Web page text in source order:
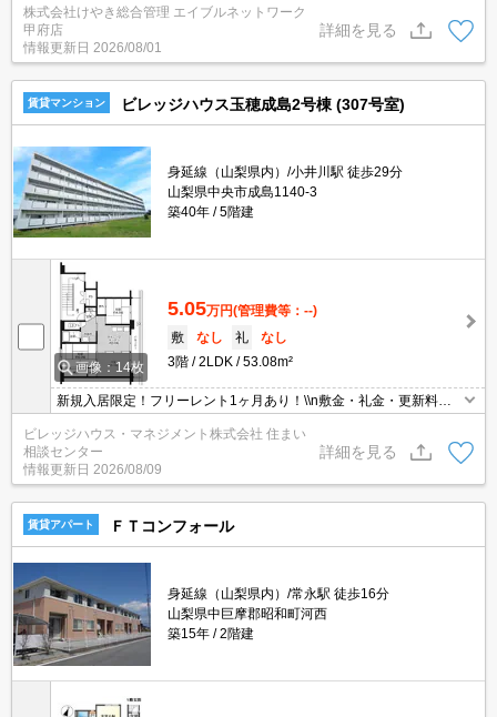
株式会社けやき総合管理 エイブルネットワーク
甲府店
情報更新日 2026/08/01
詳細を見る
賃貸マンション ビレッジハウス玉穂成島2号棟 (307号室)
身延線（山梨県内）/小井川駅 徒歩29分
山梨県中央市成島1140-3
築40年
5階建
画像：14枚
5.05万円(管理費等：--)
敷
なし 礼
なし
3階
2LDK 53.08m²
新規入居限定！フリーレント1ヶ月あり！\\n敷金・礼金・更新料・
鍵交換手数料0円！※契約内容や審査の結果、敷金をお預かりする
場合がございます。
ビレッジハウス・マネジメント株式会社 住まい
相談センター
情報更新日 2026/08/09
詳細を見る
賃貸アパート ＦＴコンフォール
身延線（山梨県内）/常永駅 徒歩16分
山梨県中巨摩郡昭和町河西
築15年
2階建